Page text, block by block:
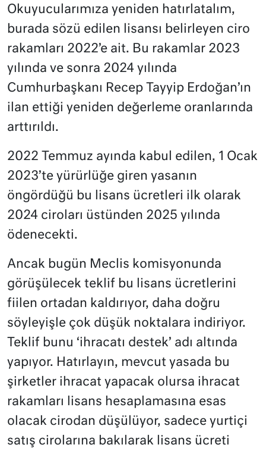
Okuyucularımıza yeniden hatırlatalım,
burada sözü edilen lisansı belirleyen ciro
rakamları 2022’e ait. Bu rakamlar 2023
yılında ve sonra 2024 yılında
Cumhurbaşkanı Recep Tayyip Erdoğan’ın
ilan ettiği yeniden değerleme oranlarında
arttırıldı.
2022 Temmuz ayında kabul edilen, 1 Ocak
2023’te yürürlüğe giren yasanın
öngördüğü bu lisans ücretleri ilk olarak
2024 ciroları üstünden 2025 yılında
ödenecekti.
Ancak bugün Meclis komisyonunda
görüşülecek teklif bu lisans ücretlerini
fiilen ortadan kaldırıyor, daha doğru
söyleyişle çok düşük noktalara indiriyor.
Teklif bunu ‘ihracatı destek’ adı altında
yapıyor. Hatırlayın, mevcut yasada bu
şirketler ihracat yapacak olursa ihracat
rakamları lisans hesaplamasına esas
olacak cirodan düşülüyor, sadece yurtiçi
satış cirolarına bakılarak lisans ücreti